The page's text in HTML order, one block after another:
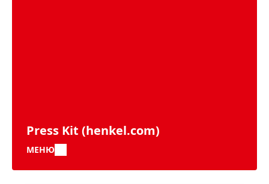
Press Kit (henkel.com)
МЕНЮ